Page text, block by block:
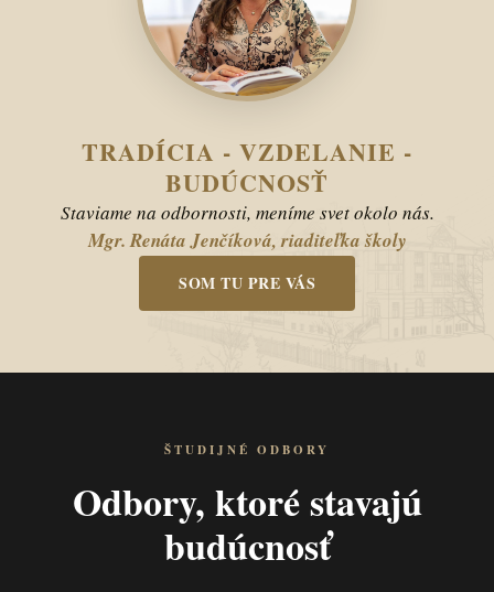
TRADÍCIA - VZDELANIE -
BUDÚCNOSŤ
Staviame na odbornosti, meníme svet okolo nás.
Mgr. Renáta Jenčíková, riaditeľka školy
SOM TU PRE VÁS
ŠTUDIJNÉ ODBORY
Odbory, ktoré stavajú
budúcnosť